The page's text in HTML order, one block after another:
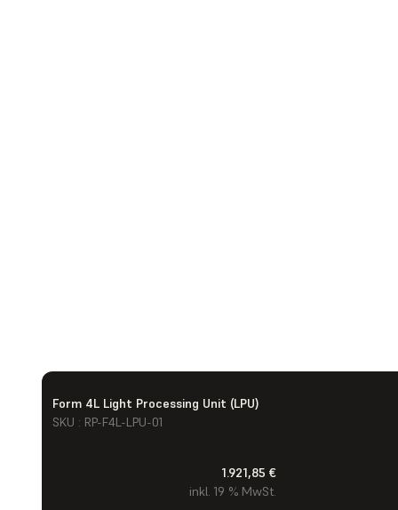
Form 4L Light Processing Unit (LPU)
SKU : RP-F4L-LPU-01
1.921,85 €
inkl. 19 % MwSt.